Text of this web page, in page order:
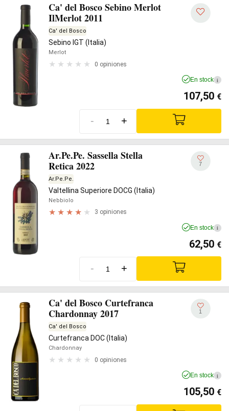
Ca' del Bosco Sebino Merlot
IlMerlot 2011
Ca' del Bosco
Sebino IGT (Italia)
Merlot
0 opiniones
En stock i
107,50 €
- +
Ar.Pe.Pe. Sassella Stella
Retica 2022
Ar.Pe.Pe.
Valtellina Superiore DOCG (Italia)
Nebbiolo
3 opiniones
7
En stock i
62,50 €
- +
Ca' del Bosco Curtefranca
Chardonnay 2017
Ca' del Bosco
Curtefranca DOC (Italia)
Chardonnay
0 opiniones
1
En stock i
105,50 €